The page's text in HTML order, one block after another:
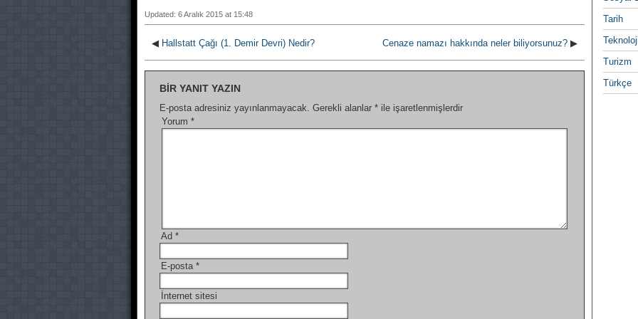
Updated: 6 Aralık 2015 at 15:48
◀ Hallstatt Çağı (1. Demir Devri) Nedir? Cenaze namazı hakkında neler biliyorsunuz? ▶
BIR YANIT YAZIN
E-posta adresiniz yayınlanmayacak. Gerekli alanlar * ile işaretlenmişlerdir
Yorum *
Ad *
E-posta *
İnternet sitesi
Tarih
Turizm
Türkçe